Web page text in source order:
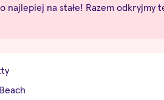
najlepiej na stałe! Razem odkryjmy